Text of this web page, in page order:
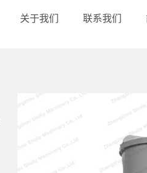
关于我们 联系我们